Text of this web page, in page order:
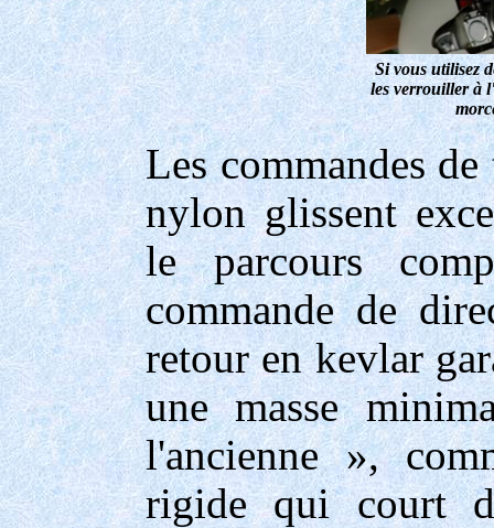
Si vous utilisez
les verrouiller à
Les commandes
nylon glissent
le parcours
commande de
retour en kevlar
une masse
l'ancienne »,
rigide qui court